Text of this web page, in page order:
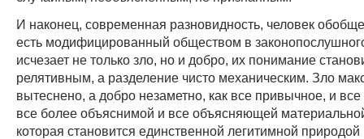
И наконец, современная разновидность, человек
есть модифицированный обществом в
исчезает не только зло, но и добро, их понимание
релятивным, а разделение чисто механическим. Зло
вытеснено, а добро незаметно, как все привычное, и
все более объяснимой и все объясняющей
которая становится единственной легитимной